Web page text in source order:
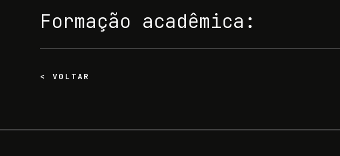
Formação acadêmica:
< VOLTAR